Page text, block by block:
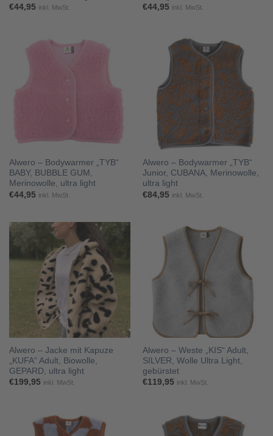
€44,95 inkl. MwSt.
€44,95 inkl. MwSt.
Alwero – Bodywarmer „TYB“
BABY, BUBBLE GUM,
Merinowolle, ultra light
€44,95 inkl. MwSt.
Alwero – Bodywarmer „TYB“
Junior, CUBANA, Merinowolle,
ultra light
€84,95 inkl. MwSt.
Alwero – Jacke mit Kapuze
„KUFA“ Adult, Biowolle,
GEPARD, ultra light
€199,95 inkl. MwSt.
Alwero – Weste „KIS“ Adult,
SILVER, Wolle Ultra Light,
gebürstet
€119,95 inkl. MwSt.